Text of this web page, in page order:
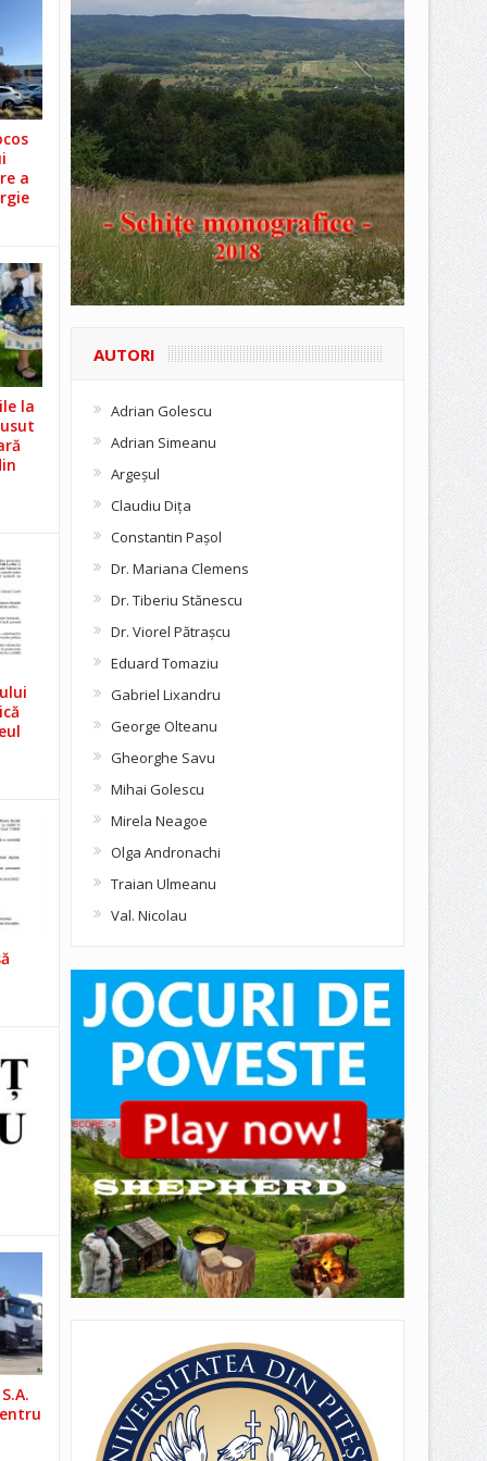
a
la
AUTORI
Adrian Golescu
Adrian Simeanu
Argeşul
Claudiu Diţa
Constantin Pașol
Dr. Mariana Clemens
Dr. Tiberiu Stănescu
Dr. Viorel Pătraşcu
Eduard Tomaziu
Gabriel Lixandru
George Olteanu
Gheorghe Savu
Mihai Golescu
Mirela Neagoe
Olga Andronachi
Traian Ulmeanu
Val. Nicolau